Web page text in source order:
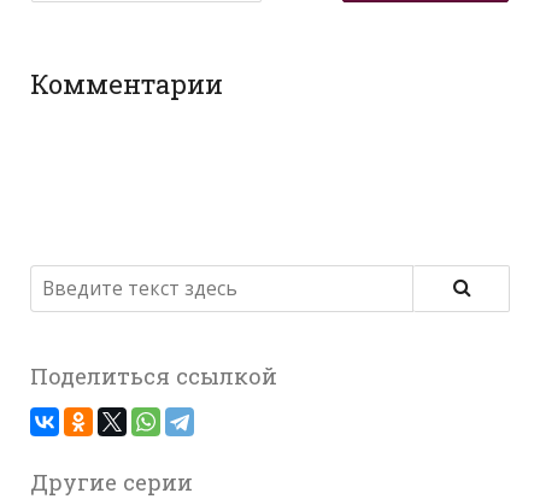
Комментарии
Поделиться ссылкой
Другие серии